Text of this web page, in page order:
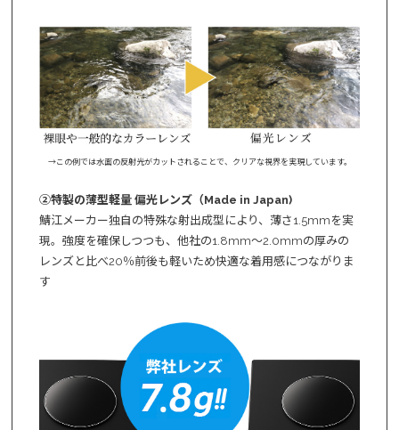
→この例では水面の反射光がカットされることで、クリアな視界を実現しています。
②特製の薄型軽量 偏光レンズ（Made in Japan)
鯖江メーカー独自の特殊な射出成型により、薄さ1.5mmを実
現。強度を確保しつつも、他社の1.8mm～2.0mmの厚みの
レンズと比べ20％前後も軽いため快適な着用感につながりま
す